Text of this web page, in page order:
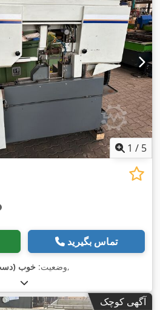
1 / 5
تماس بگیرید
وضعیت: خوب ,
آگهی کوچک